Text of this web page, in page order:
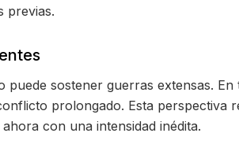
previas.
puede sostener guerras extensas. En
prolongado. Esta
con una intensidad inédita.